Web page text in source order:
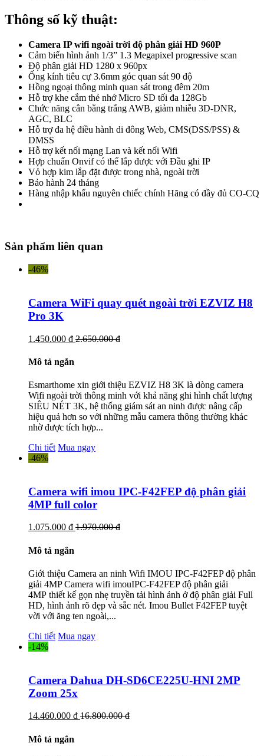
Thông số kỹ thuật:
Camera IP wifi ngoài trời độ phân giải HD 960P
Cảm biến hình ảnh 1/3” 1.3 Megapixel progressive scan
Độ phân giải HD 1280 x 960px
Ống kính tiêu cự 3.6mm góc quan sát 90 độ
Hồng ngoại thông minh quan sát trong đêm 20m
Hỗ trợ khe cắm thẻ nhớ Micro SD tối đa 128Gb
Chức năng cân bằng trắng AWB, giảm nhiễu 3D-DNR,
AGC, BLC
Hỗ trợ đa hệ điều hành di đông Web, CMS(DSS/PSS) &
DMSS
Hỗ trợ kết nối mạng Lan và kết nối Wifi
Hợp chuẩn Onvif có thể lắp được với Đầu ghi IP
Vỏ hợp kim lắp đặt được trong nhà, ngoài trời
Bảo hành 24 tháng
Hàng nhập khẩu nguyên chiếc chính Hãng có đầy đủ CO-CQ
Sản phẩm liên quan
-46%
Camera WiFi quay quét ngoài trời EZVIZ H8
Pro 3K
1.450.000 đ 2.650.000 đ
Mô tả ngắn
Esmarthome xin giới thiệu EZVIZ H8 3K là dòng camera
Wifi ngoài trời thông minh với khả năng ghi hình chất lượng
SIÊU NÉT 3K, hệ thống giám sát an ninh được nâng cấp
hiệu quả hơn so với những mẫu camera thông thường khác
nhờ được tích hợp...
Chi tiết Mua ngay
-46%
Camera wifi imou IPC-F42FEP độ phân giải
4MP full color
1.075.000 đ 1.970.000 đ
Mô tả ngắn
Giới thiệu Camera an ninh Wifi IMOU IPC-F42FEP độ phân
giải 4MP Camera wifi imouIPC-F42FEP độ phân giải
4MP thiết kế gọn nhẹ truyền tải hình ảnh ở độ phân giải Full
HD, hình ảnh rõ đẹp và sắc nét. Imou Bullet F42FEP tuyệt
vời với ăng ten ngoài,...
Chi tiết Mua ngay
-14%
Camera Dahua DH-SD6CE225U-HNI 2MP
Zoom 25x
14.460.000 đ 16.800.000 đ
Mô tả ngắn